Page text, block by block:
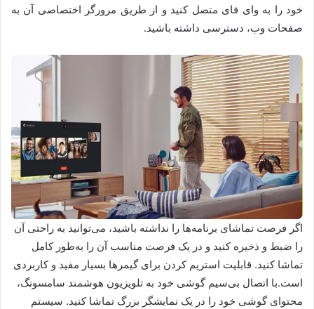
خود را به وای فای متصل کنید و از طریق مرورگر اختصاصی آن به
صفحات وب، دسترسی داشته باشید.
اگر فرصت تماشای برنامه‌‌ها را نداشته باشید، می‌توانید به راحتی آن
را ضبط و ذخیره کنید و در یک فرصت مناسب آن را به‌طور کامل
تماشا کنید. قابلیت استریم کردن برای گیمرها بسیار مفید و کاربردی
است.با اتصال بی‌سیم گوشی خود به تلویزیون هوشمند سامسونگ،
محتوای گوشی خود را در یک نمایشگر بزرگ تماشا کنید. سیستم